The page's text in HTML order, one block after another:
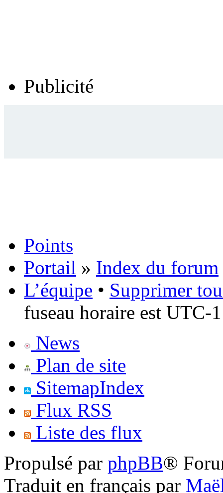
Publicité
Points
Portail » Index du forum
L’équipe • Supprimer
fuseau horaire est UTC-
News
Plan de site
SitemapIndex
Flux RSS
Liste des flux
Propulsé par phpBB®
Traduit en français par